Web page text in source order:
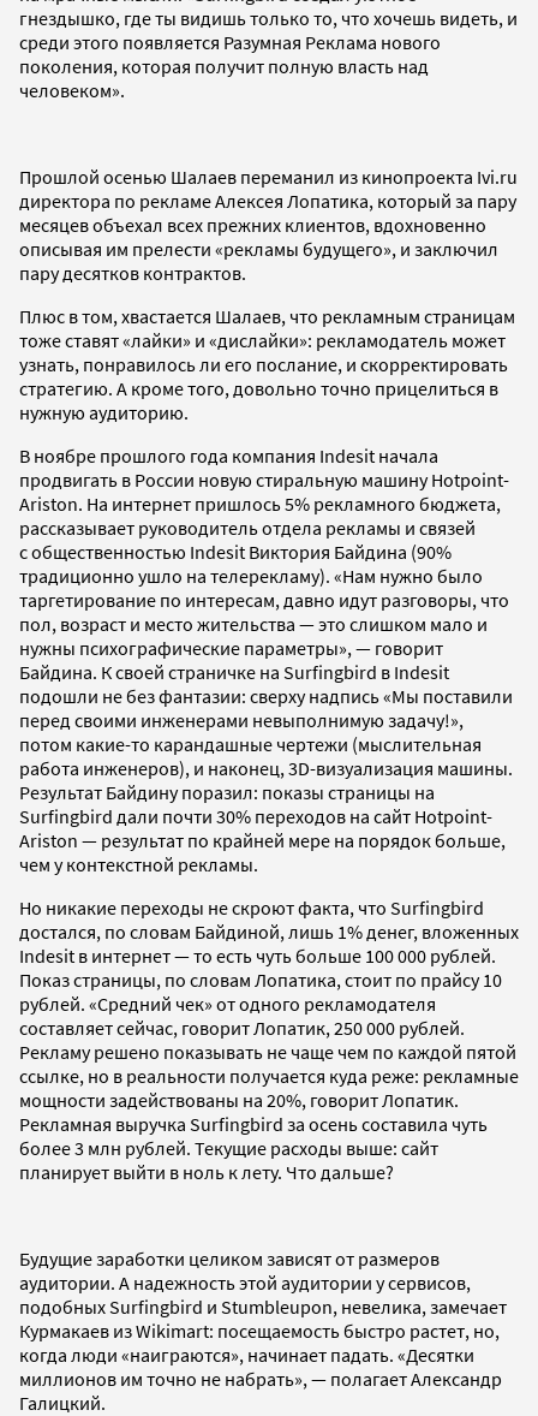
гнездышко, где ты видишь только то, что хочешь видеть, и
среди этого появляется Разумная Реклама нового
поколения, которая получит полную власть над
человеком».
Прошлой осенью Шалаев переманил из кинопроекта Ivi.ru
директора по рекламе Алексея Лопатика, который за пару
месяцев объехал всех прежних клиентов, вдохновенно
описывая им прелести «рекламы будущего», и заключил
пару десятков контрактов.
Плюс в том, хвастается Шалаев, что рекламным страницам
тоже ставят «лайки» и «дислайки»: рекламодатель может
узнать, понравилось ли его послание, и скорректировать
стратегию. А кроме того, довольно точно прицелиться в
нужную аудиторию.
В ноябре прошлого года компания Indesit начала
продвигать в России новую стиральную машину Hotpoint-
Ariston. На интернет пришлось 5% рекламного бюджета,
рассказывает руководитель отдела рекламы и связей
с общественностью Indesit Виктория Байдина (90%
традиционно ушло на телерекламу). «Нам нужно было
таргетирование по интересам, давно идут разговоры, что
пол, возраст и место жительства — это слишком мало и
нужны психографические параметры», — говорит
Байдина. К своей страничке на Surfingbird в Indesit
подошли не без фантазии: сверху надпись «Мы поставили
перед своими инженерами невыполнимую задачу!»,
потом какие-то карандашные чертежи (мыслительная
работа инженеров), и наконец, 3D-визуализация машины.
Результат Байдину поразил: показы страницы на
Surfingbird дали почти 30% переходов на сайт Hotpoint-
Ariston — результат по крайней мере на порядок больше,
чем у контекстной рекламы.
Но никакие переходы не скроют факта, что Surfingbird
достался, по словам Байдиной, лишь 1% денег, вложенных
Indesit в интернет — то есть чуть больше 100 000 рублей.
Показ страницы, по словам Лопатика, стоит по прайсу 10
рублей. «Средний чек» от одного рекламодателя
составляет сейчас, говорит Лопатик, 250 000 рублей.
Рекламу решено показывать не чаще чем по каждой пятой
ссылке, но в реальности получается куда реже: рекламные
мощности задействованы на 20%, говорит Лопатик.
Рекламная выручка Surfingbird за осень составила чуть
более 3 млн рублей. Текущие расходы выше: сайт
планирует выйти в ноль к лету. Что дальше?
Будущие заработки целиком зависят от размеров
аудитории. А надежность этой аудитории у сервисов,
подобных Surfingbird и Stumbleupon, невелика, замечает
Курмакаев из Wikimart: посещаемость быстро растет, но,
когда люди «наиграются», начинает падать. «Десятки
миллионов им точно не набрать», — полагает Александр
Галицкий.